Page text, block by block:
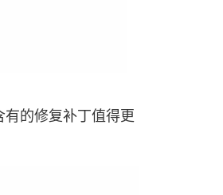
的修复补丁值得更